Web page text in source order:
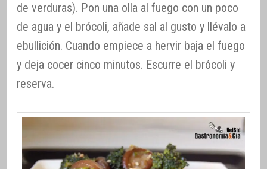
de verduras). Pon una olla al fuego con un poco
de agua y el brócoli, añade sal al gusto y llévalo a
ebullición. Cuando empiece a hervir baja el fuego
y deja cocer cinco minutos. Escurre el brócoli y
reserva.